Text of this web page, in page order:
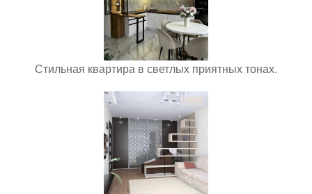
Стильная квартира в светлых приятных тонах.